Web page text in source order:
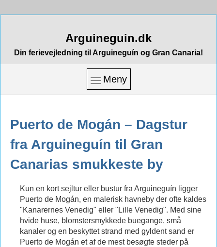
Arguineguin.dk
Din ferievejledning til Arguineguín og Gran Canaria!
Meny
Puerto de Mogán – Dagstur
fra Arguineguín til Gran
Canarias smukkeste by
Kun en kort sejltur eller bustur fra Arguineguín ligger
Puerto de Mogán, en malerisk havneby der ofte kaldes
"Kanarernes Venedig" eller "Lille Venedig". Med sine
hvide huse, blomstersmykkede buegange, små
kanaler og en beskyttet strand med gyldent sand er
Puerto de Mogán et af de mest besøgte steder på